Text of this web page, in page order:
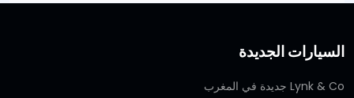
السيارات الجديدة
Lynk & Co جديدة في المغرب